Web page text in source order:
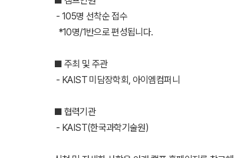
- 105명 선착순 접수
*10명/1반으로 편성됩니다.
■ 주최 및 주관
- KAIST 미담장학회, 아이엠컴퍼니
■ 협력기관
- KAIST(한국과학기술원)